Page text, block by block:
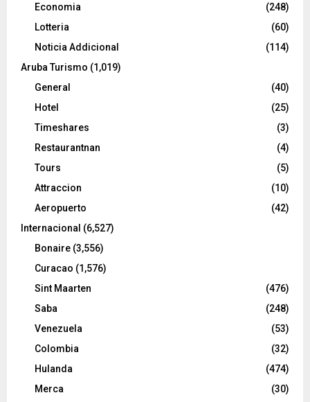
Economia
(248)
Lotteria
(60)
Noticia Addicional
(114)
Aruba Turismo (1,019)
General
(40)
Hotel
(25)
Timeshares
(3)
Restaurantnan
(4)
Tours
(5)
Attraccion
(10)
Aeropuerto
(42)
Internacional (6,527)
Bonaire (3,556)
Curacao (1,576)
Sint Maarten
(476)
Saba
(248)
Venezuela
(53)
Colombia
(32)
Hulanda
(474)
Merca
(30)